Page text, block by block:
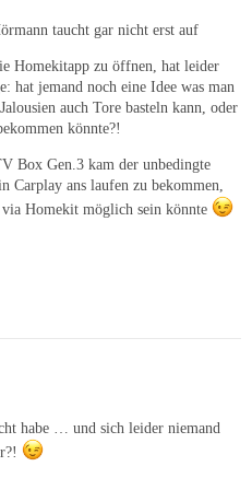
taucht gar nicht erst auf
Homekitapp zu öffnen, hat leider
hat jemand noch eine Idee was man
auch Tore basteln kann, oder
könnte?!
Box Gen.3 kam der unbedingte
Carplay ans laufen zu bekommen,
Homekit möglich sein könnte
habe … und sich leider niemand